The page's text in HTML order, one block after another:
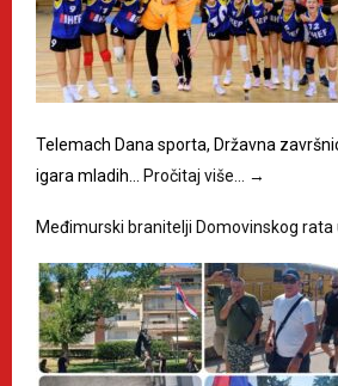
Telemach Dana sporta, Državna
igara mladih…
Pročitaj više… →
Međimurski branitelji Domovinskog rata